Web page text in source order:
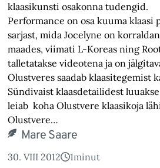
klaasikunsti osakonna tudengid.
Performance on osa kuuma klaasi
sarjast, mida Jocelyne on
maades, viimati L-Koreas ning
talletatakse videotena ja on
Olustveres saadab klaasitegemist
Sündivaist klaasdetailidest
leiab koha Olustvere klaasikoja
Olustvere…
Mare Saare
30. VIII 2012 1minut